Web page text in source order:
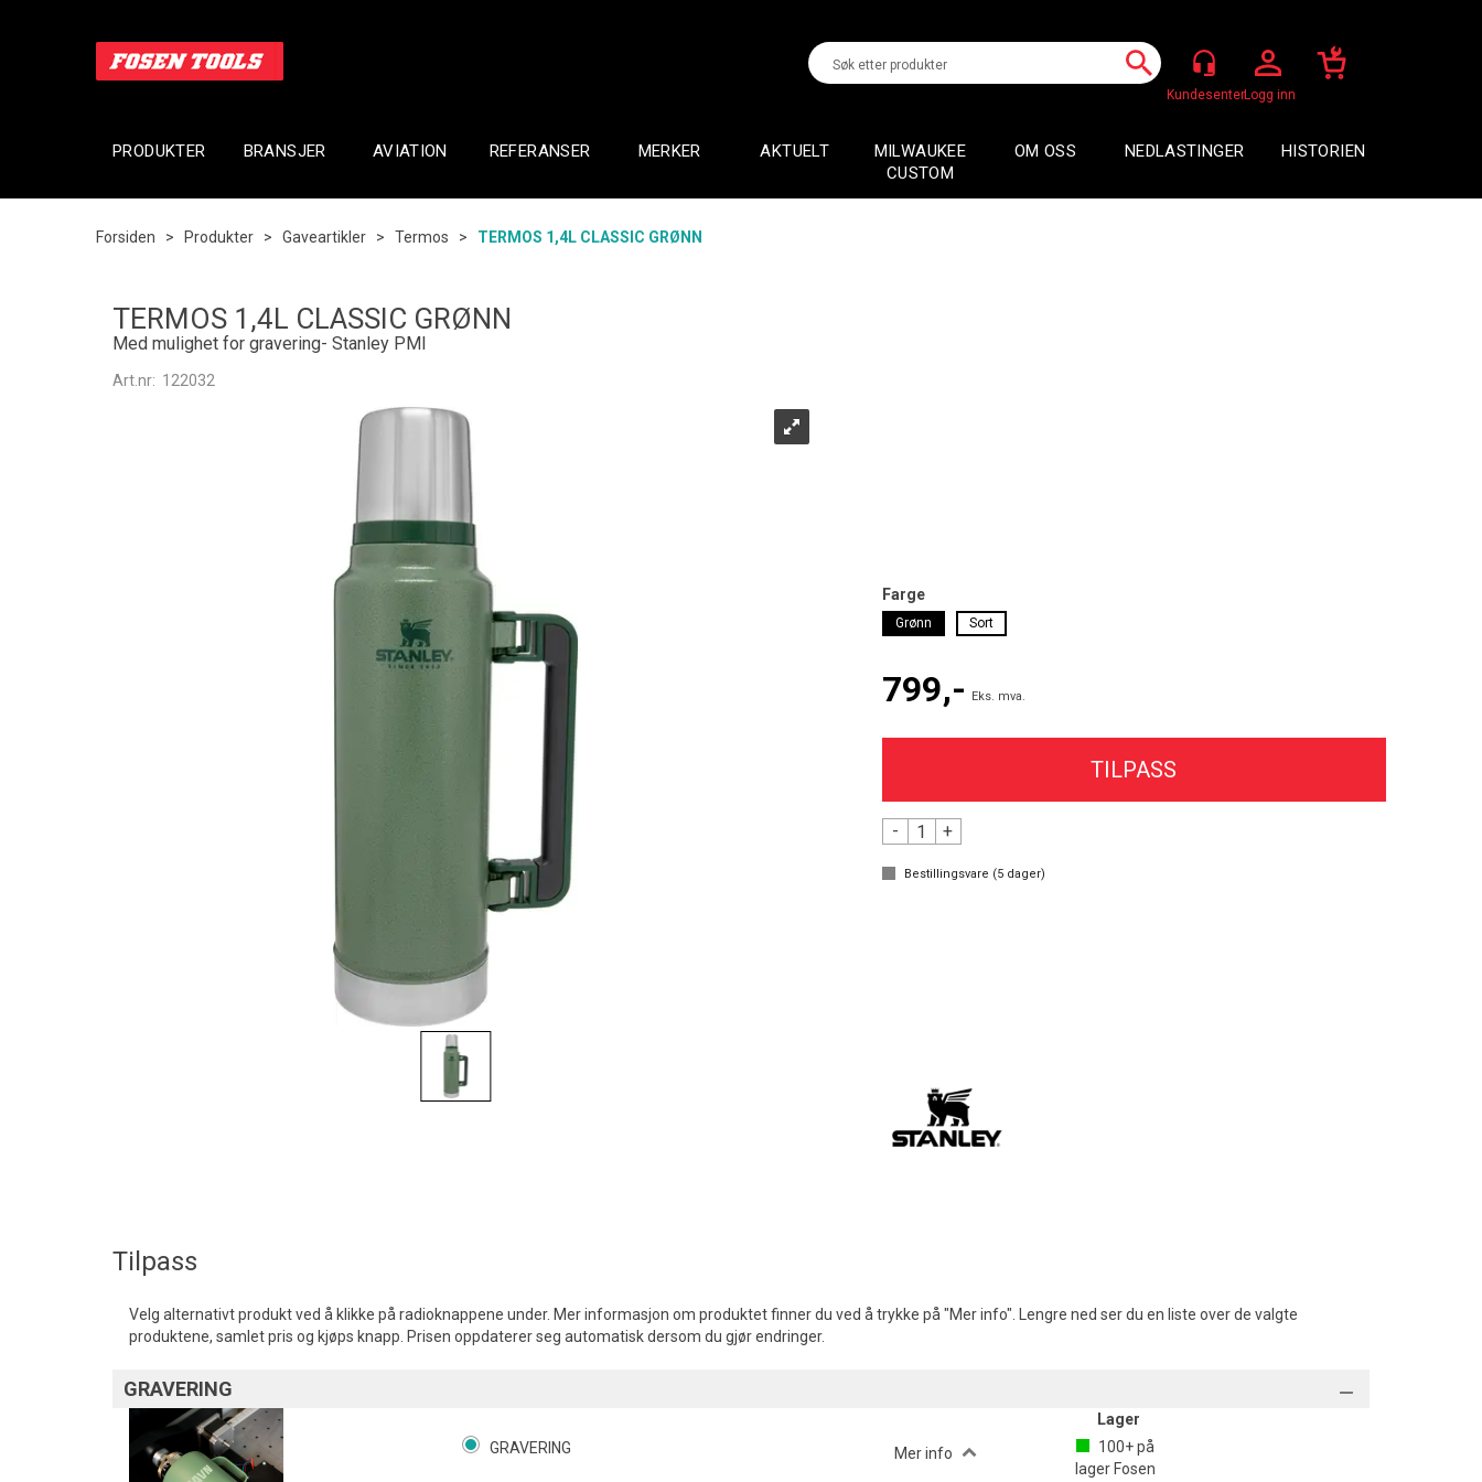
Logg inn
PRODUKTER BRANSJER AVIATION REFERANSER MERKER AKTUELT
MILWAUKEE
CUSTOM
OM OSS NEDLASTINGER HISTORIEN
Forsiden > Produkter > Gaveartikler > Termos > TERMOS 1,4L CLASSIC GRØNN
TERMOS 1,4L CLASSIC GRØNN
Med mulighet for gravering- Stanley PMI
Art.nr: 122032
Farge
Grønn Sort
799,- Eks. mva.
TILPASS
- +
Bestillingsvare (5dager)
Tilpass
Velg alternativt produkt ved å klikke på radioknappene under. Mer informasjon om produktet finner du ved å trykke på "Mer info". Lengre ned ser du en liste over de valgte
produktene, samlet pris og kjøps knapp. Prisen oppdaterer seg automatisk dersom du gjør endringer.
GRAVERING
Lager
GRAVERING
Mer info 100+på
lagerFosen